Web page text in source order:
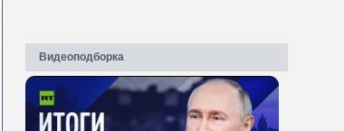
Видеоподборка